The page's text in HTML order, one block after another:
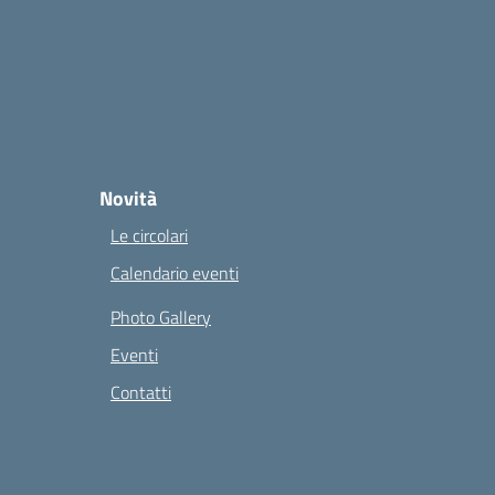
Novità
Le circolari
Calendario eventi
Photo Gallery
Eventi
Contatti